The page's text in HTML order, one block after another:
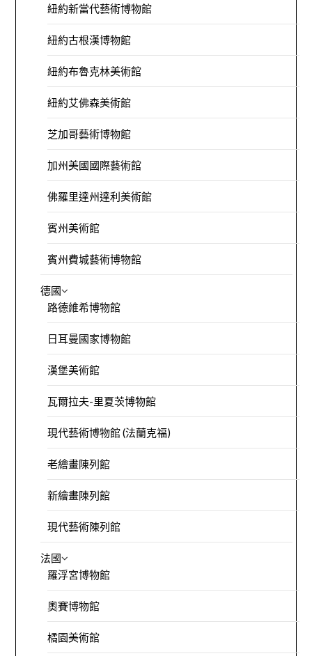
紐約新當代藝術博物館
紐約古根漢博物館
紐約布魯克林美術館
紐約艾佛森美術館
芝加哥藝術博物館
加州美國國際藝術館
佛羅里達州達利美術館
賓州美術館
賓州費城藝術博物館
德國
路德維希博物館
日耳曼國家博物館
漢堡美術館
瓦爾拉夫-里夏茨博物館
現代藝術博物館 (法蘭克福)
老繪畫陳列館
新繪畫陳列館
現代藝術陳列館
法國
羅浮宮博物館
奧賽博物館
橘園美術館